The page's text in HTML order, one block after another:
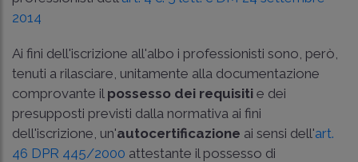
2014
Ai fini dell'iscrizione all'albo i professionisti sono, però,
tenuti a rilasciare, unitamente alla documentazione
comprovante il possesso dei requisiti e dei
presupposti previsti dalla normativa ai fini
dell'iscrizione, un'autocertificazione ai sensi dell'art.
46 DPR 445/2000 attestante il possesso di